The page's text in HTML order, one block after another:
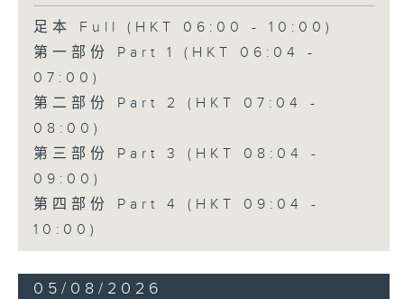
足本 Full (HKT 06:00 - 10:00)
第一部份 Part 1 (HKT 06:04 -
07:00)
第二部份 Part 2 (HKT 07:04 -
08:00)
第三部份 Part 3 (HKT 08:04 -
09:00)
第四部份 Part 4 (HKT 09:04 -
10:00)
05/08/2026